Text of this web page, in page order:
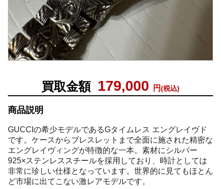
買取金額 179,000 円(税込)
商品説明
GUCCIの希少モデルであるGタイムレス エングレイヴド
です。ケースからブレスレットまで全面に施された精密な
エングレイヴィングが特徴的な一本。素材にシルバー
925×ステンレススチールを採用しており、時計としては
非常に珍しい仕様となっています。世界的に見てもほとん
ど市場に出てこない激レアモデルです。